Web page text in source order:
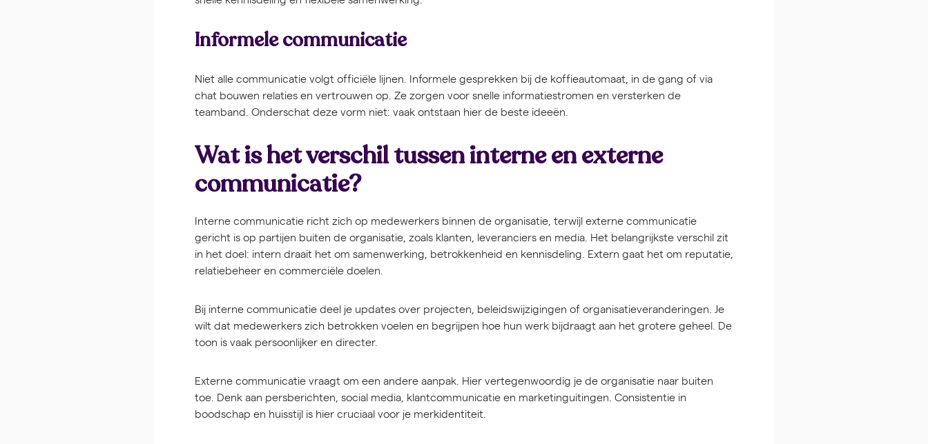
Informele communicatie
Niet alle communicatie volgt officiële lijnen. Informele gesprekken bij de koffieautomaat, in de gang of via
chat bouwen relaties en vertrouwen op. Ze zorgen voor snelle informatiestromen en versterken de
teamband. Onderschat deze vorm niet: vaak ontstaan hier de beste ideeën.
Wat is het verschil tussen interne en externe
communicatie?
Interne communicatie richt zich op medewerkers binnen de organisatie, terwijl externe communicatie
gericht is op partijen buiten de organisatie, zoals klanten, leveranciers en media. Het belangrijkste verschil zit
in het doel: intern draait het om samenwerking, betrokkenheid en kennisdeling. Extern gaat het om reputatie,
relatiebeheer en commerciële doelen.
Bij interne communicatie deel je updates over projecten, beleidswijzigingen of organisatieveranderingen. Je
wilt dat medewerkers zich betrokken voelen en begrijpen hoe hun werk bijdraagt aan het grotere geheel. De
toon is vaak persoonlijker en directer.
Externe communicatie vraagt om een andere aanpak. Hier vertegenwoordig je de organisatie naar buiten
toe. Denk aan persberichten, social media, klantcommunicatie en marketinguitingen. Consistentie in
boodschap en huisstijl is hier cruciaal voor je merkidentiteit.